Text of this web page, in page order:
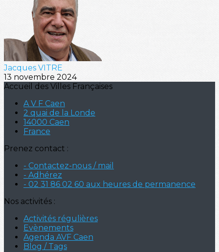
Jacques VITRE
13 novembre 2024
Accueil des Villes Françaises
A V F Caen
2 quai de la Londe
14000 Caen
France
Prenez contact :
- Contactez-nous / mail
- Adhérez
- 02 31 86 02 60 aux heures de permanence
Nos activités :
Activités régulières
Evènements
Agenda AVF Caen
Blog / Tags